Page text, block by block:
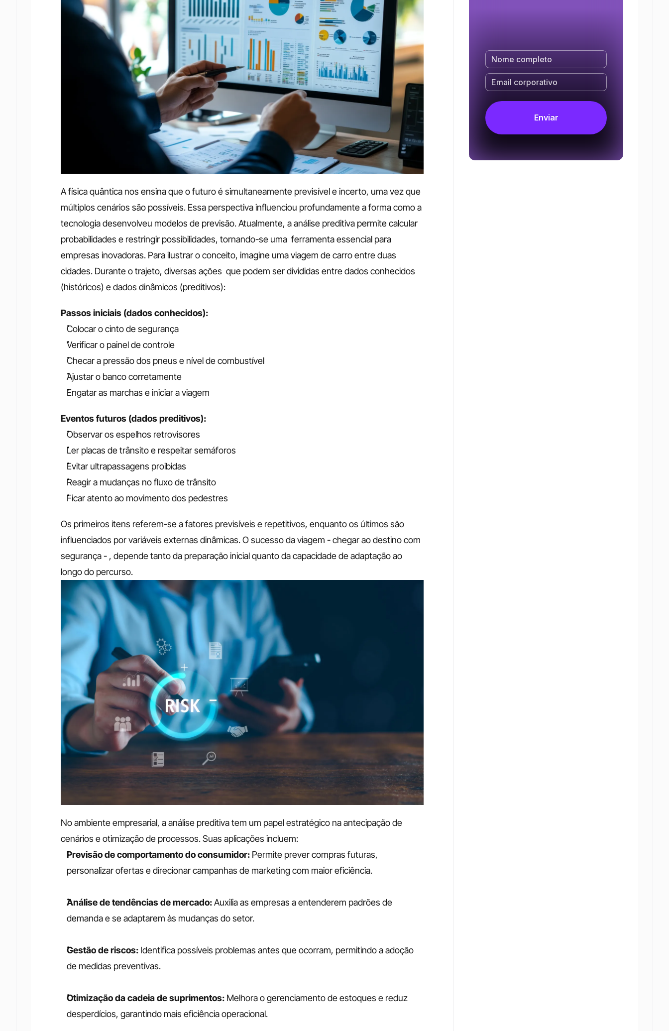
A física quântica nos ensina que o futuro é simultaneamente previsível e incerto, uma vez que
múltiplos cenários são possíveis. Essa perspectiva influenciou profundamente a forma como a
tecnologia desenvolveu modelos de previsão. Atualmente, a análise preditiva permite calcular
probabilidades e restringir possibilidades, tornando-se uma  ferramenta essencial para
empresas inovadoras. Para ilustrar o conceito, imagine uma viagem de carro entre duas
cidades. Durante o trajeto, diversas ações  que podem ser divididas entre dados conhecidos
(históricos) e dados dinâmicos (preditivos):
Passos iniciais (dados conhecidos):
Colocar o cinto de segurança
Verificar o painel de controle
Checar a pressão dos pneus e nível de combustível
Ajustar o banco corretamente
Engatar as marchas e iniciar a viagem
Eventos futuros (dados preditivos):
Observar os espelhos retrovisores
Ler placas de trânsito e respeitar semáforos
Evitar ultrapassagens proibidas
Reagir a mudanças no fluxo de trânsito
Ficar atento ao movimento dos pedestres
Os primeiros itens referem-se a fatores previsíveis e repetitivos, enquanto os últimos são
influenciados por variáveis externas dinâmicas. O sucesso da viagem - chegar ao destino com
segurança - , depende tanto da preparação inicial quanto da capacidade de adaptação ao
longo do percurso.
No ambiente empresarial, a análise preditiva tem um papel estratégico na antecipação de
cenários e otimização de processos. Suas aplicações incluem:
Previsão de comportamento do consumidor: Permite prever compras futuras,
personalizar ofertas e direcionar campanhas de marketing com maior eficiência.
Análise de tendências de mercado: Auxilia as empresas a entenderem padrões de
demanda e se adaptarem às mudanças do setor.
Gestão de riscos: Identifica possíveis problemas antes que ocorram, permitindo a adoção
de medidas preventivas.
Otimização da cadeia de suprimentos: Melhora o gerenciamento de estoques e reduz
desperdícios, garantindo mais eficiência operacional.